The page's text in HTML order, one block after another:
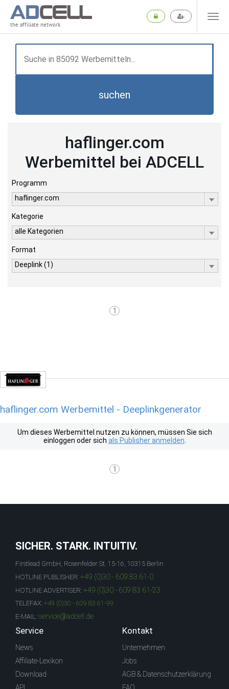
the affiliate network
suchen
haflinger.com
Werbemittel bei ADCELL
Programm
haflinger.com
Kategorie
alle Kategorien
Format
Deeplink (1)
1
haflinger.com Werbemittel - Deeplinkgenerator
Um dieses Werbemittel nutzen zu können, müssen Sie sich
einloggen oder sich als Publisher anmelden
1
SICHER. STARK. INTUITIV.
Firstlead GmbH, Rosenfelder St. 15-16, 10315 Berlin
HOTLINE PUBLISHER: +49 (0)30 - 609 83 61-0
HOTLINE ADVERTISER: +49 (0)30 - 609 83 61-23
TELEFAX: +49 (0)30 - 609 83 61-99
E-MAIL: service@adcell.de
Service
News
Affiliate-Lexikon
Download
Kontakt
Unternehmen
Jobs
AGB & Datenschutzerklärung